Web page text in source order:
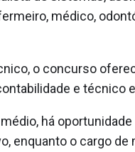
médico,
o concurso
e técnico
há
enquanto o cargo de